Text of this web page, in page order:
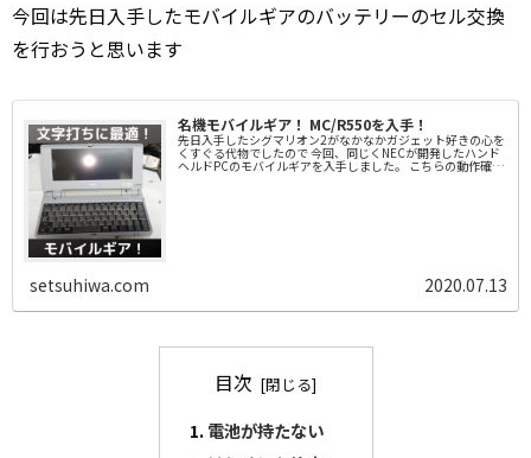
今回は先日入手したモバイルギアのバッテリーのセル交換
を行おうと思います
名機モバイルギア！ MC/R550を入手！
先日入手したシグマリオン2がなかなかガジェット好きの心を
くすぐる代物でしたので 今回、同じくNECが開発したハンド
ヘルドPCのモバイルギアを入手しました。 こちらの動作確認
setsuhiwa.com 2020.07.13
目次
電池が持たない